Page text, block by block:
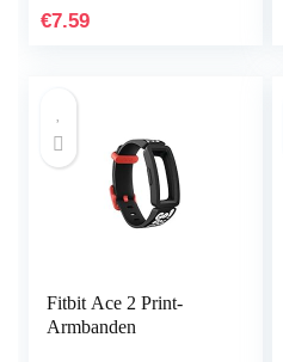
voor grotere polsen
€7.59
Fitbit Ace 2 Print-
Armbanden